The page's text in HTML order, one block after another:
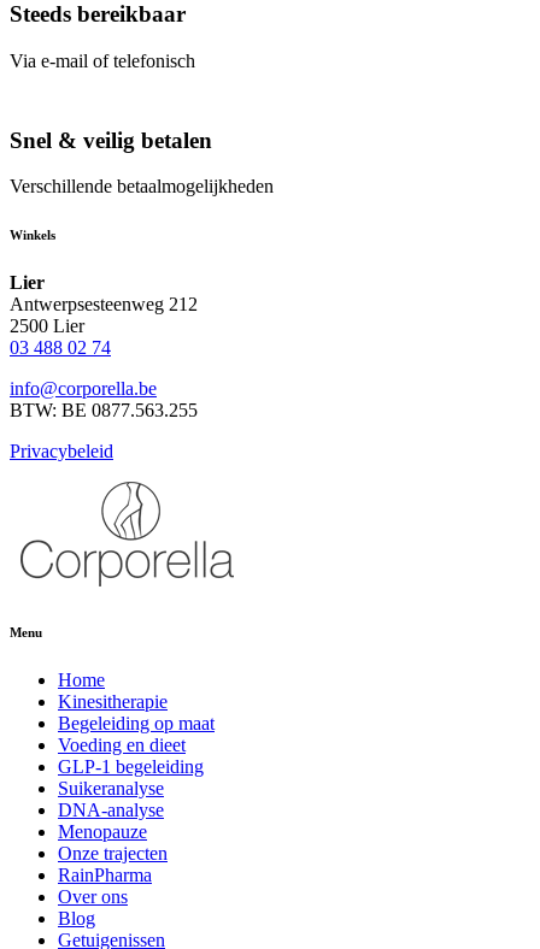
Steeds bereikbaar
Via e-mail of telefonisch
Snel & veilig betalen
Verschillende betaalmogelijkheden
Winkels
Lier
Antwerpsesteenweg 212
2500 Lier
03 488 02 74
info@corporella.be
BTW: BE 0877.563.255
Privacybeleid
Menu
Home
Kinesitherapie
Begeleiding op maat
Voeding en dieet
GLP-1 begeleiding
Suikeranalyse
DNA-analyse
Menopauze
Onze trajecten
RainPharma
Over ons
Blog
Getuigenissen